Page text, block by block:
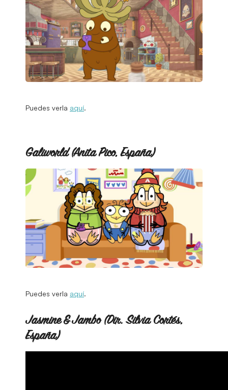
Puedes verla aquí.
Galiworld (Anita Pico, España)
Puedes verla aquí.
Jasmine & Jambo (Dir. Silvia Cortés,
España)